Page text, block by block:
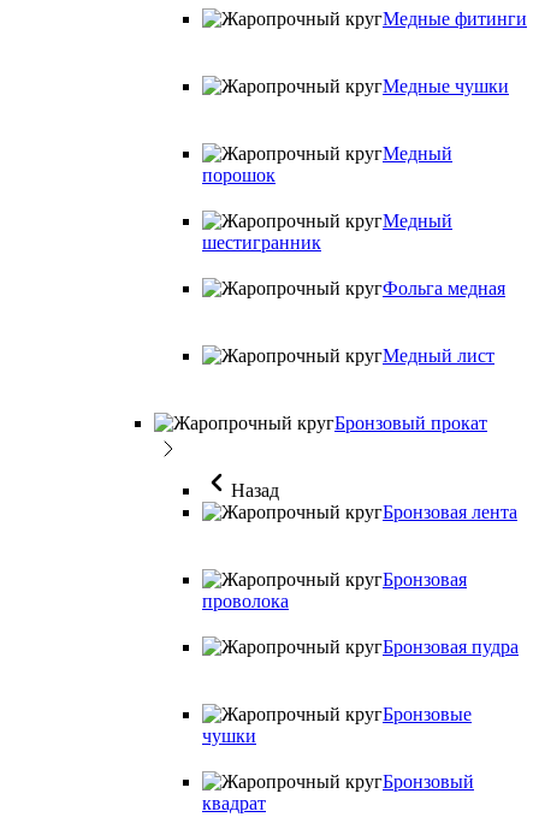
Медные фитинги
Медные чушки
Медный
порошок
Медный
шестигранник
Фольга медная
Медный лист
Бронзовый прокат
Назад
Бронзовая лента
Бронзовая
проволока
Бронзовая пудра
Бронзовые
чушки
Бронзовый
квадрат